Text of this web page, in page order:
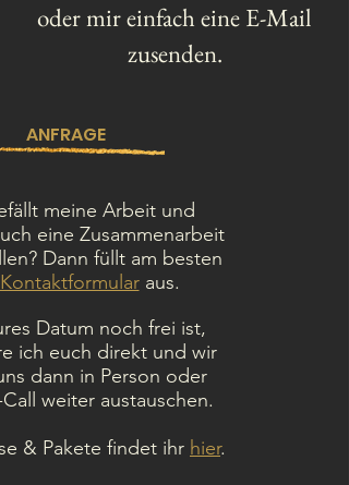
oder mir einfach eine E-Mail
zusenden.
ANFRAGE
meine Arbeit und
eine Zusammenarbeit
Dann füllt am besten
Kontaktformularaus.
Datum noch frei ist,
ich euch direkt und wir
dann in Person oder
weiter austauschen.
& Pakete findet ihr hier.